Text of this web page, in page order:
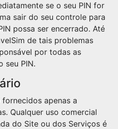
se o seu PIN for
sair do seu controle para
possa ser encerrado. Até
de tais problemas
por todas as
seu PIN.
apenas a
Qualquer uso comercial
do Site ou dos Serviços é